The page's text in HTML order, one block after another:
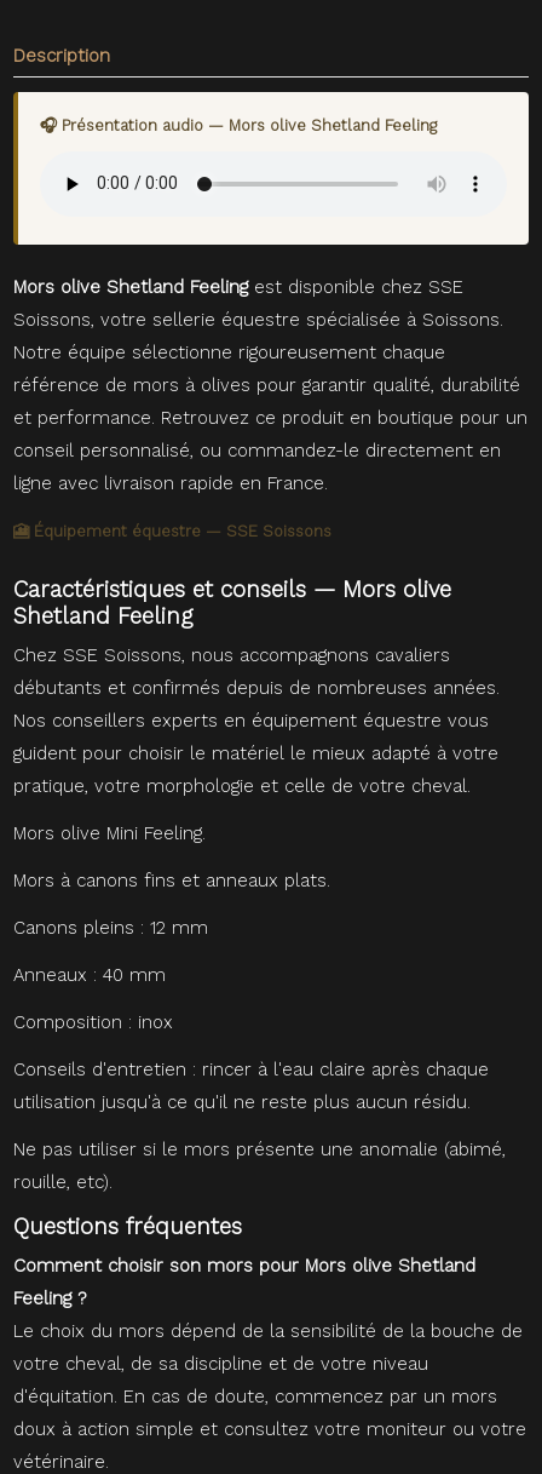
Description
🎧 Présentation audio — Mors olive Shetland Feeling
Mors olive Shetland Feelingest disponible chez SSE
Soissons, votre sellerie équestre spécialisée à Soissons.
Notre équipe sélectionne rigoureusement chaque
référence de mors à olives pour garantir qualité, durabilité
et performance. Retrouvez ce produit en boutique pour un
conseil personnalisé, ou commandez-le directement en
ligne avec livraison rapide en France.
🎦 Équipement équestre — SSE Soissons
Caractéristiques et conseils — Mors olive
Shetland Feeling
Chez SSE Soissons, nous accompagnons cavaliers
débutants et confirmés depuis de nombreuses années.
Nos conseillers experts en équipement équestre vous
guident pour choisir le matériel le mieux adapté à votre
pratique, votre morphologie et celle de votre cheval.
Mors olive Mini Feeling.
Mors à canons fins et anneaux plats.
Canons pleins : 12 mm
Anneaux : 40 mm
Composition : inox
Conseils d'entretien : rincer à l'eau claire après chaque
utilisation jusqu'à ce qu'il ne reste plus aucun résidu.
Ne pas utiliser si le mors présente une anomalie (abimé,
rouille, etc).
Questions fréquentes
Comment choisir son mors pour Mors olive Shetland
Feeling ?
Le choix du mors dépend de la sensibilité de la bouche de
votre cheval, de sa discipline et de votre niveau
d'équitation. En cas de doute, commencez par un mors
doux à action simple et consultez votre moniteur ou votre
vétérinaire.